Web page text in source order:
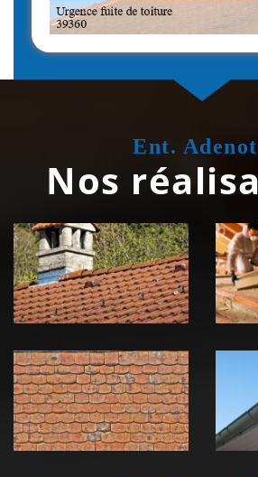
Ent.
Nos
Couvreur
zingueur 39
Jura
démoussage de
toiture 39
Jura